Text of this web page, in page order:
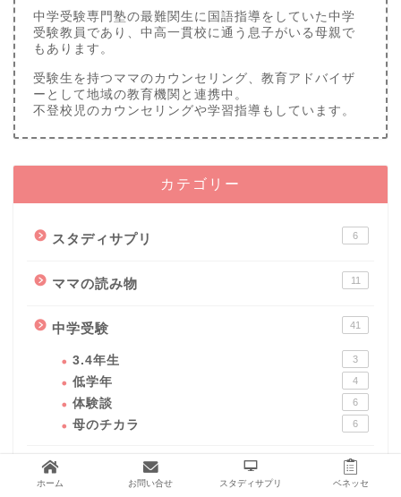
中学受験専門塾の最難関生に国語指導をしていた中学
受験教員であり、中高一貫校に通う息子がいる母親で
もあります。
受験生を持つママのカウンセリング、教育アドバイザ
ーとして地域の教育機関と連携中。
不登校児のカウンセリングや学習指導もしています。
カテゴリー
スタディサプリ 6
ママの読み物 11
中学受験 41
3.4年生 3
低学年 4
体験談 6
母のチカラ 6
中高一貫生 25
ホーム お問い合せ スタディサプリ ベネッセ